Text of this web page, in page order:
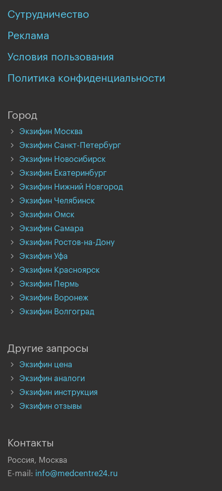
Сутрудничество
Реклама
Условия пользования
Политика конфиденциальности
Город
Экзифин Москва
Экзифин Санкт-Петербург
Экзифин Новосибирск
Экзифин Екатеринбург
Экзифин Нижний Новгород
Экзифин Челябинск
Экзифин Омск
Экзифин Самара
Экзифин Ростов-на-Дону
Экзифин Уфа
Экзифин Красноярск
Экзифин Пермь
Экзифин Воронеж
Экзифин Волгоград
Другие запросы
Экзифин цена
Экзифин аналоги
Экзифин инструкция
Экзифин отзывы
Контакты
Россия, Москва
E-mail: info@medcentre24.ru